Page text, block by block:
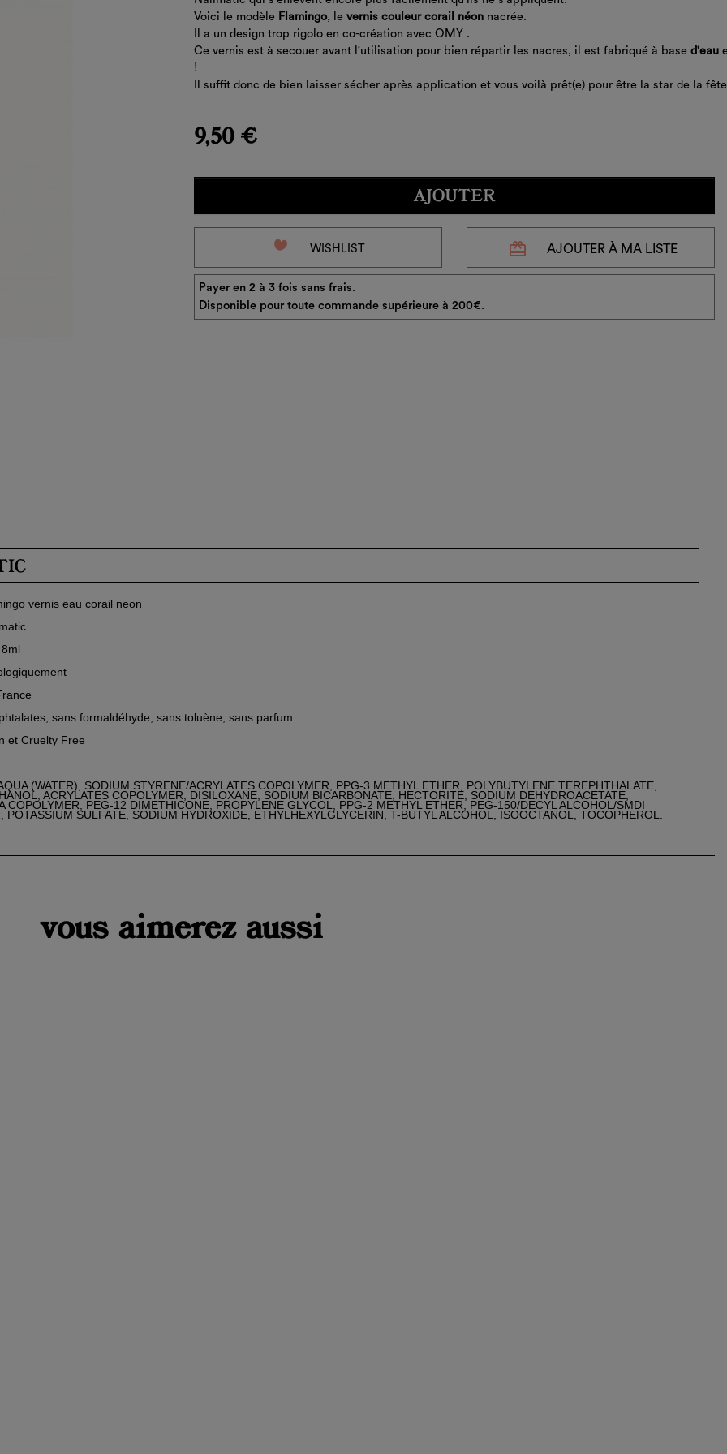
une liste d'envies ×
devez être connecté pour ajouter des produits à votre liste d'envies.
Voici le modèle Flamingo, le vernis couleur corail néon nacrée.
Il a un design trop rigolo en co-création avec OMY .
Ce vernis est à secouer avant l'utilisation pour bien répartir les nacres, il est fabriqué à base d'eau
!
suffit donc de bien laisser sécher après application et vous voilà prêt(e) pour être la star de la fête
9,50 €
AJOUTER
favorite_border WISHLIST redeem AJOUTER À MA LISTE
Payer en 2 à 3 fois sans frais.
Disponible pour toute commande supérieure à 200€.
vernis eau corail neon
8ml
sans formaldéhyde, sans toluène, sans parfum
et Cruelty Free
(WATER), SODIUM STYRENE/ACRYLATES COPOLYMER, PPG-3 METHYL ETHER, POLYBUTYLENE TEREPHTHALATE,
ACRYLATES COPOLYMER, DISILOXANE, SODIUM BICARBONATE, HECTORITE, SODIUM DEHYDROACETATE,
COPOLYMER, PEG-12 DIMETHICONE, PROPYLENE GLYCOL, PPG-2 METHYL ETHER, PEG-150/DECYL ALCOHOL/SMDI
POTASSIUM SULFATE, SODIUM HYDROXIDE, ETHYLHEXYLGLYCERIN, T-BUTYL ALCOHOL, ISOOCTANOL, TOCOPHEROL.
vous aimerez aussi